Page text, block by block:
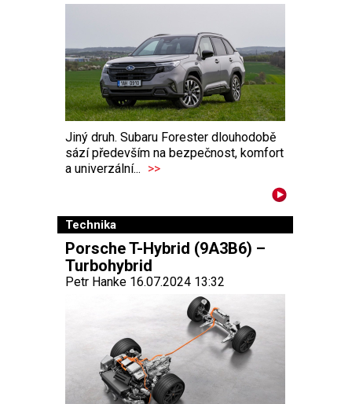
Jiný druh. Subaru Forester dlouhodobě
sází především na bezpečnost, komfort
a univerzální... >>
Technika
Porsche T-Hybrid (9A3B6) –
Turbohybrid
Petr Hanke 16.07.2024 13:32